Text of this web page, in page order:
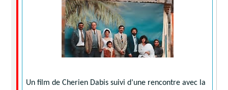
Un film de Cherien Dabis suivi d’une rencontre avec la